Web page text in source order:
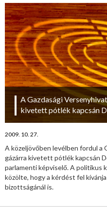
A Gazdasági
kivetett pótlék kapcsán
2009. 10. 27.
A közeljövőben levélben fordul a
gázárra kivetett pótlék kapcsán
parlamenti képviselő. A politikus
közölte, hogy a kérdést fel
bizottságánál is.